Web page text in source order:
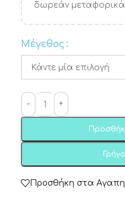
δωρεάν
Μέγεθος
Προσθήκη στα